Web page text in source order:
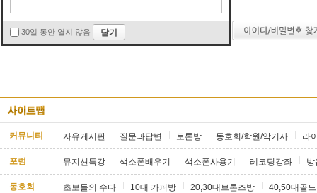
커뮤니티 자유게시판 질문과답변 토론방 동호회/학원/악기사 라
포럼 뮤지션특강 색소폰배우기 색소폰사용기 레코딩강좌 방
동호회 초보들의 수다 10대 카퍼방 20,30대브론즈방 40,50대골
30일 동안 열지 않음